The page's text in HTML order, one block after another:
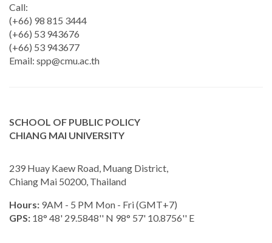
Call:
(+66) 98 815 3444
(+66) 53 943676
(+66) 53 943677
Email: spp@cmu.ac.th
SCHOOL OF PUBLIC POLICY
CHIANG MAI UNIVERSITY
239 Huay Kaew Road, Muang District,
Chiang Mai 50200, Thailand
Hours: 9AM - 5 PM Mon - Fri (GMT+7)
GPS: 18° 48' 29.5848'' N 98° 57' 10.8756'' E